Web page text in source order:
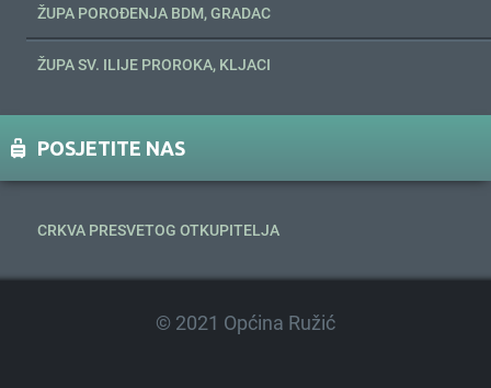
ŽUPA POROĐENJA BDM, GRADAC
ŽUPA SV. ILIJE PROROKA, KLJACI
POSJETITE NAS
CRKVA PRESVETOG OTKUPITELJA
© 2021 Općina Ružić